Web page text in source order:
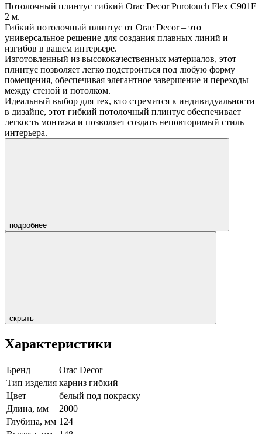
Потолочный плинтус гибкий Orac Decor Purotouch Flex C901F
2 м.
Гибкий потолочный плинтус от Orac Decor – это
универсальное решение для создания плавных линий и
изгибов в вашем интерьере.
Изготовленный из высококачественных материалов, этот
плинтус позволяет легко подстроиться под любую форму
помещения, обеспечивая элегантное завершение и переходы
между стеной и потолком.
Идеальный выбор для тех, кто стремится к индивидуальности
в дизайне, этот гибкий потолочный плинтус обеспечивает
легкость монтажа и позволяет создать неповторимый стиль
интерьера.
подробнее
скрыть
Характеристики
Бренд
Orac Decor
Тип изделия карниз гибкий
Цвет
белый под покраску
Длина, мм
2000
Глубина, мм 124